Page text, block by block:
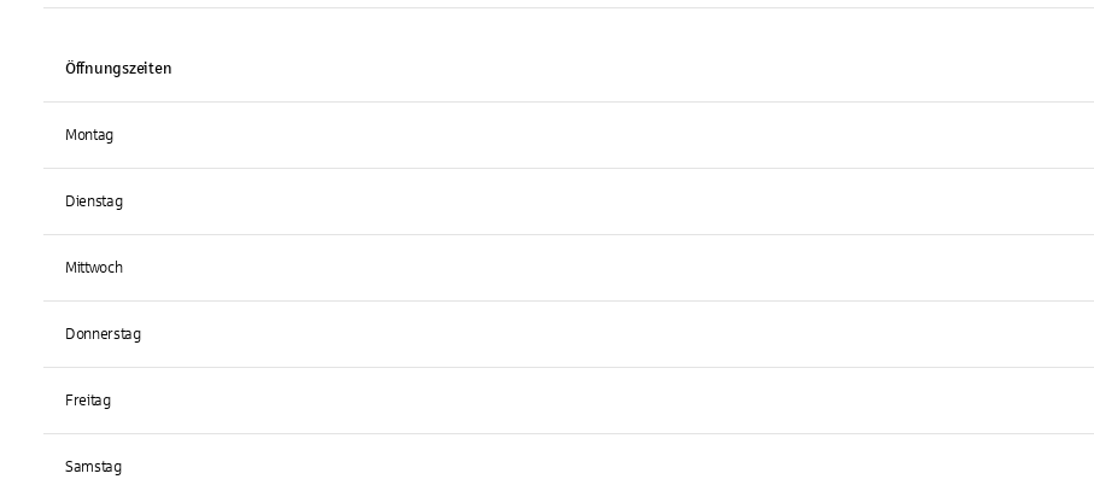
Öffnungszeiten
Montag
Dienstag
Mittwoch
Donnerstag
Freitag
Samstag